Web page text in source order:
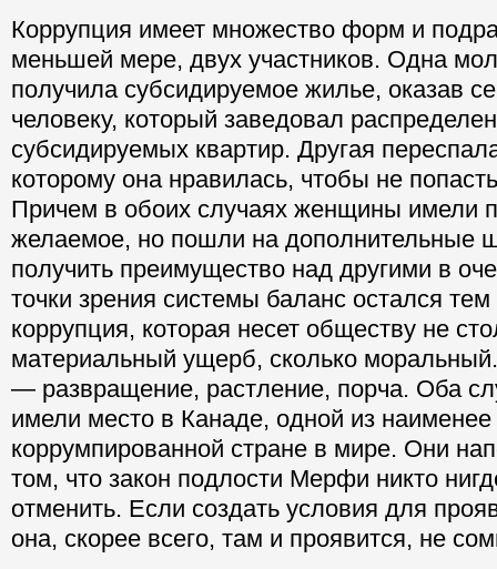
Коррупция имеет множество форм и
меньшей мере, двух участников. Одна
получила субсидируемое жилье, оказав
человеку, который заведовал
субсидируемых квартир. Другая
которому она нравилась, чтобы не
Причем в обоих случаях женщины имели
желаемое, но пошли на дополнительные
получить преимущество над другими в
точки зрения системы баланс остался
коррупция, которая несет обществу не
материальный ущерб, сколько
— развращение, растление, порча. Оба
имели место в Канаде, одной из наименее
коррумпированной стране в мире. Они
том, что закон подлости Мерфи никто
отменить. Если создать условия для
она, скорее всего, там и проявится, не